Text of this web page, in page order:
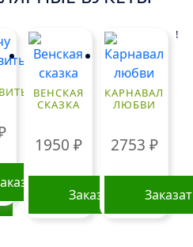
ВЕНСКАЯ
СКАЗКА
1950 ₽
Заказать
КАРНАВАЛ
ЛЮБВИ
2753 ₽
!